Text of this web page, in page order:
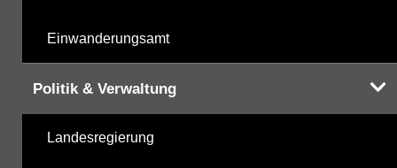
Einwanderungsamt
Politik & Verwaltung
Landesregierung